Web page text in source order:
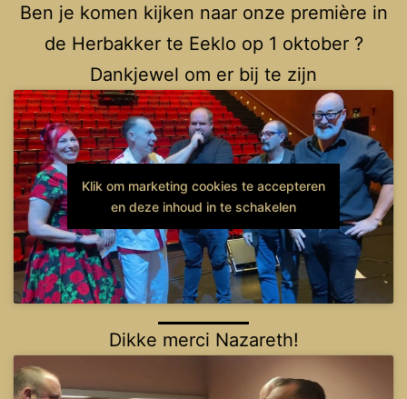
Ben je komen kijken naar onze première in
de Herbakker te Eeklo op 1 oktober ?
Dankjewel om er bij te zijn
Klik om marketing cookies te accepteren
en deze inhoud in te schakelen
Dikke merci Nazareth!